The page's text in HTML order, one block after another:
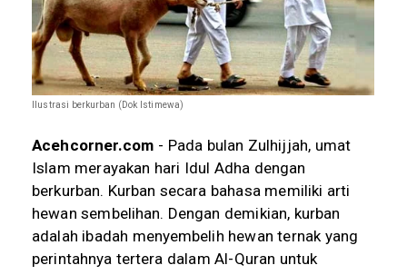
Ilustrasi berkurban (Dok Istimewa)
Acehcorner.com - Pada bulan Zulhijjah, umat
Islam merayakan hari Idul Adha dengan
berkurban. Kurban secara bahasa memiliki arti
hewan sembelihan. Dengan demikian, kurban
adalah ibadah menyembelih hewan ternak yang
perintahnya tertera dalam Al-Quran untuk